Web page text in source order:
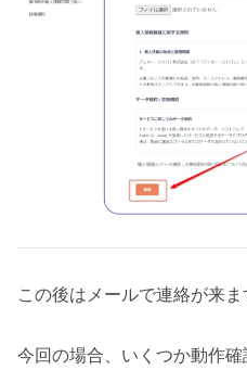
この後はメールで連絡が来ま
今回の場合、いくつか動作確